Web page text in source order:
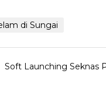
di Sungai
Soft Launching Seknas